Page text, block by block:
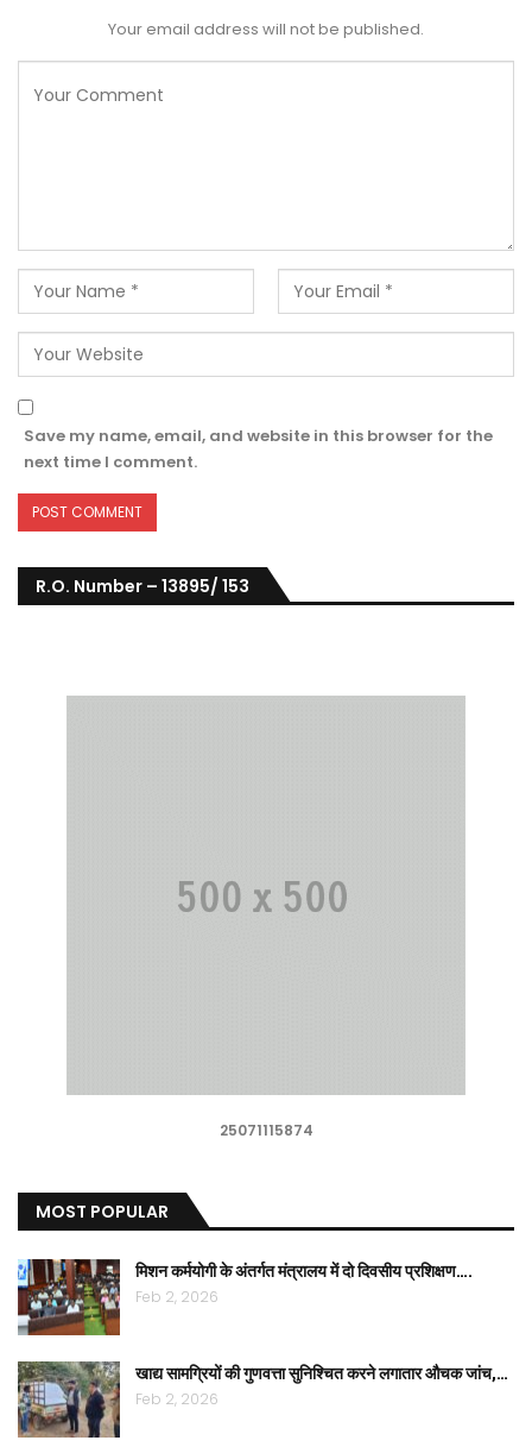
Your email address will not be published.
Save my name, email, and website in this browser for the
next time I comment.
R.O. Number – 13895/ 153
25071115874
MOST POPULAR
मिशन कर्मयोगी के अंतर्गत मंत्रालय में दो दिवसीय प्रशिक्षण….
Feb 2, 2026
खाद्य सामग्रियों की गुणवत्ता सुनिश्चित करने लगातार औचक जांच,…
Feb 2, 2026